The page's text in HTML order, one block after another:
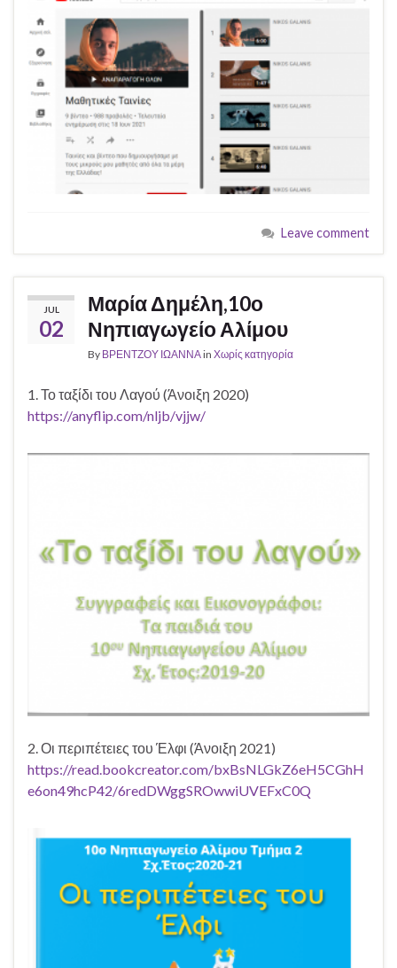
Leave comment
JUL
02
Μαρία Δημέλη,10ο
Νηπιαγωγείο Αλίμου
By ΒΡΕΝΤΖΟΥ ΙΩΑΝΝΑin Χωρίς κατηγορία
1. Το ταξίδι του Λαγού (Άνοιξη 2020)
https://anyflip.com/nljb/vjjw/
2. Οι περιπέτειες του Έλφι (Άνοιξη 2021)
https://read.bookcreator.com/bxBsNLGkZ6eH5CGhH
e6on49hcP42/6redDWggSROwwiUVEFxC0Q